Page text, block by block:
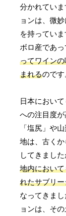
分かれてい
ョンは、微
を持ってい
ボロ産であ
ってワイン
まれるのです
日本におい
への注目度
「塩尻」や
地は、古くか
してきまし
地内におい
れたサブリ
なってきま
ョンは、そ